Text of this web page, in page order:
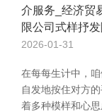
介服务_经济贸
限公司式样抒
2026-01-31
在每每生计中，
自发地按住对方
着多种模样和心